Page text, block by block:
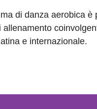
di danza aerobica è
allenamento
e internazionale.